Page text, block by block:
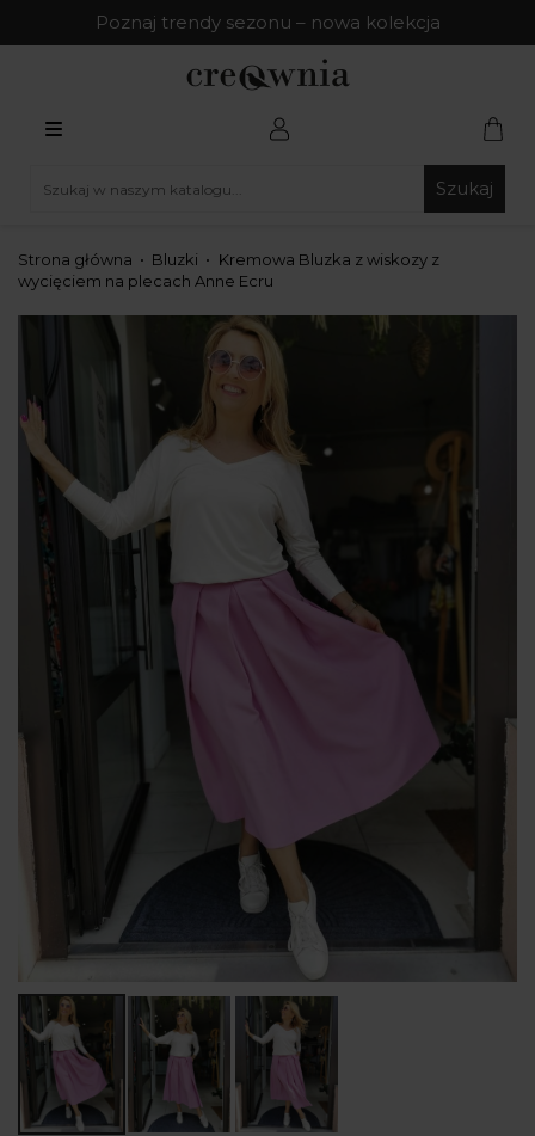
Poznaj trendy sezonu – nowa kolekcja
Szukaj
Strona główna Bluzki
Kremowa Bluzka z wiskozy z
wycięciem na plecach Anne Ecru